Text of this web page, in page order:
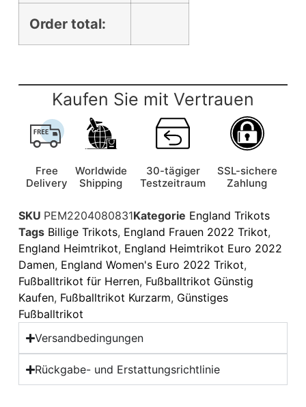
Order total:
Kaufen Sie mit Vertrauen
Free
Delivery
Worldwide
Shipping
30-tägiger
Testzeitraum
SSL-sichere
Zahlung
SKU PEM2204080831Kategorie England Trikots
Tags Billige Trikots, England Frauen 2022 Trikot,
England Heimtrikot, England Heimtrikot Euro 2022
Damen, England Women's Euro 2022 Trikot,
Fußballtrikot für Herren, Fußballtrikot Günstig
Kaufen, Fußballtrikot Kurzarm, Günstiges
Fußballtrikot
Versandbedingungen
Rückgabe- und Erstattungsrichtlinie